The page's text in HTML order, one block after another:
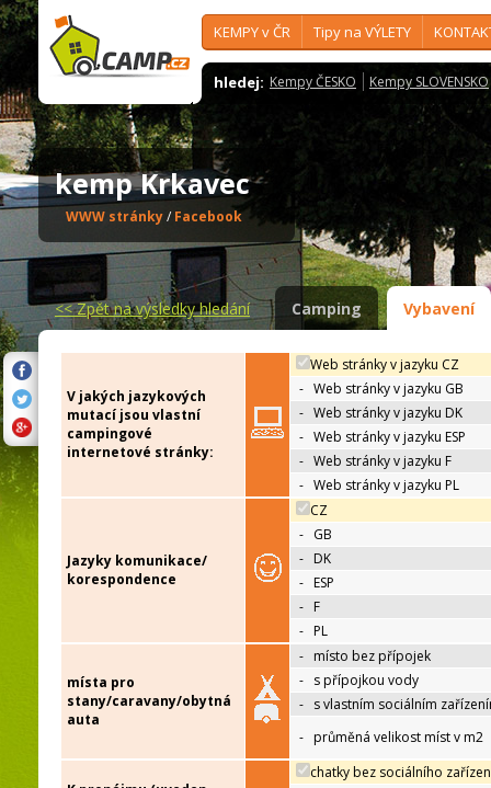
KEMPY v ČR Tipy na VÝLETY
hledej: Kempy ČESKO Kempy SLOVENSKO
kemp Krkavec
WWW stránky/ Facebook
<<Zpět na výsledky hledání Camping Vybavení
V jakých jazykových
mutací jsou vlastní
campingové
internetové stránky:
Web stránky v jazyku CZ
- Web stránky v jazyku GB
- Web stránky v jazyku DK
- Web stránky v jazyku ESP
- Web stránky v jazyku F
- Web stránky v jazyku PL
Jazyky komunikace/
korespondence
CZ
- GB
- DK
- ESP
- F
- PL
místa pro
stany/caravany/obytná
auta
- místo bez přípojek
- s přípojkou vody
- s vlastním sociálním
- průměná velikost míst v m2
chatky bez sociálního